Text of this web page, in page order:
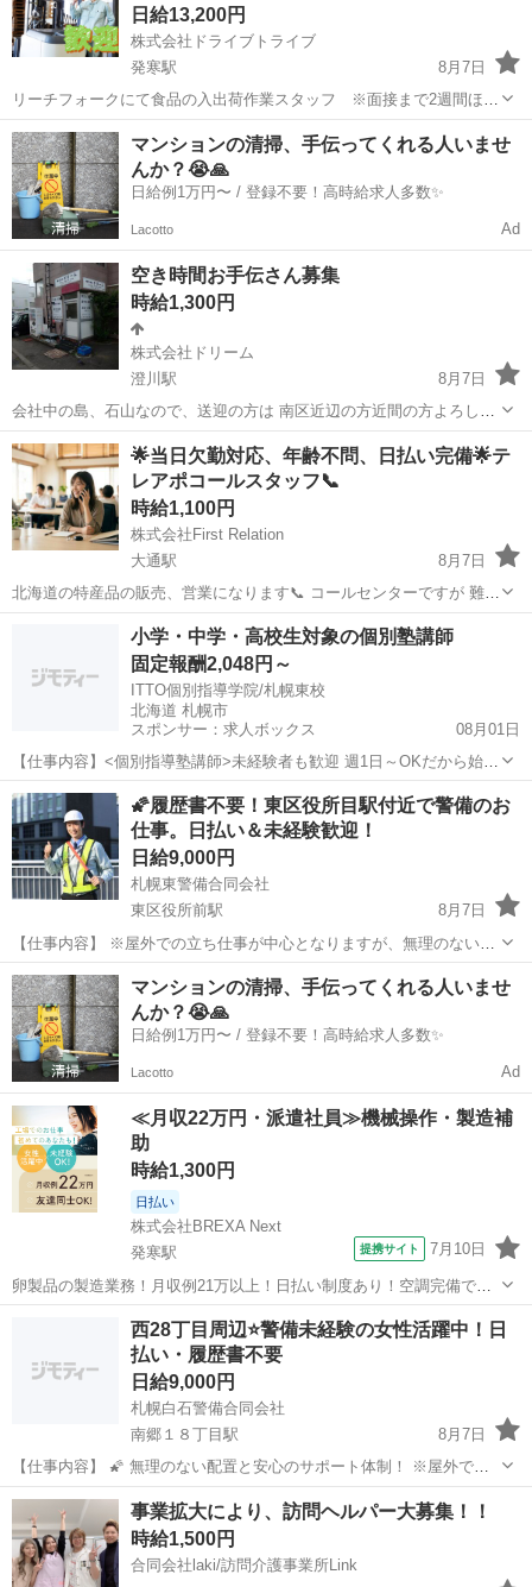
日給13,200円
株式会社ドライブトライブ
発寒駅
8月7日
リーチフォークにて食品の入出荷作業スタッフ ※面接まで2週間ほど
商品 ：食品 働く場所：倉庫内 年齢層 ：20～50歳くらいまでの
方が活躍中 勤務時間：8:30～17:30 【即面接出来ます】 ୨୧┈┈┈...
北海道 札幌市 倉庫 スタッフ
マンションの清掃、手伝ってくれる人いませ
んか？😭🙏
日給例1万円〜 / 登録不要！高時給求人多数✨
Lacotto Ad
空き時間お手伝さん募集
時給1,300円
株式会社ドリーム
澄川駅
8月7日
会社中の島、石山なので、送迎の方は 南区近辺の方近間の方よろしく
お願い致します 明るく元気な方が希望です 掃除など慣れてる女性が優
先です おクルマお持ちで現地に来れる方も大歓迎 お金は日払いで大丈
夫です 解体作業員も常...
北海道 札幌市 澄川駅 清掃 空き家
🌟当日欠勤対応、年齢不問、日払い完備🌟テ
レアポコールスタッフ📞
時給1,100円
株式会社First Relation
大通駅
8月7日
北海道の特産品の販売、営業になります📞 コールセンターですが 難し
いパソコン作業などは一切有りません 紙とペンのみでの作業になりま
す✨️ 未経験者でもしっかり慣れるまで研修いたします (マニュアル完
備) 当社...
大通駅 テレアポ スタッフ
小学・中学・高校生対象の個別塾講師
固定報酬2,048円～
ITTO個別指導学院/札幌東校
北海道 札幌市
スポンサー：求人ボックス
08月01日
【仕事内容】<個別指導塾講師>未経験者も歓迎 週1日～OKだから始め
やすい <服装> 原則スーツ着用(クールビズ制度導入)です。 詳しくは
採用担当者にお問い合わせください。 この求人は職業紹介事業者によ
る紹介求人です。 <職業紹介...
アルバイト・パート
🌠履歴書不要！東区役所目駅付近で警備のお
仕事。日払い＆未経験歓迎！
日給9,000円
札幌東警備合同会社
東区役所前駅
8月7日
【仕事内容】 ※屋外での立ち仕事が中心となりますが、無理のない配
置・こまめな休憩を徹底しています。 ✔未経験から始める、街の安全
を守るお仕事 札幌東警備合同会社は、東区・北区を中心に地域に根ざ
した警備を行っています...
北海道 札幌市 東区役所前駅 その他
マンションの清掃、手伝ってくれる人いませ
んか？😭🙏
日給例1万円〜 / 登録不要！高時給求人多数✨
Lacotto Ad
≪月収22万円・派遣社員≫機械操作・製造補
助
時給1,300円
日払い
株式会社BREXA Next
発寒駅
提携サイト 7月10日
卵製品の製造業務！月収例21万以上！日払い制度あり！空調完備で快
適作業★20代～50代までの男女活躍中！作業着無償貸与★マイカー通
勤OK＆無料駐車場完備！《北海道札幌市》 人気の工場のお仕事 ◇卵
製品の製造業務◇ 作業内...
札幌市 発寒駅 その他
西28丁目周辺⭐警備未経験の女性活躍中！日
払い・履歴書不要
日給9,000円
札幌白石警備合同会社
南郷１８丁目駅
8月7日
【仕事内容】 🌠 無理のない配置と安心のサポート体制！ ※屋外での
立ち仕事が中心となりますが、無理のない配置・こまめな休憩を徹底
しています。 札幌白石警備合同会社は、白石区・厚別区だけでなく、
中央区・西28丁目...
北海道 札幌市 南郷１８丁目駅 その他 スタッフ
事業拡大により、訪問ヘルパー大募集！！
時給1,500円
合同会社laki/訪問介護事業所Link